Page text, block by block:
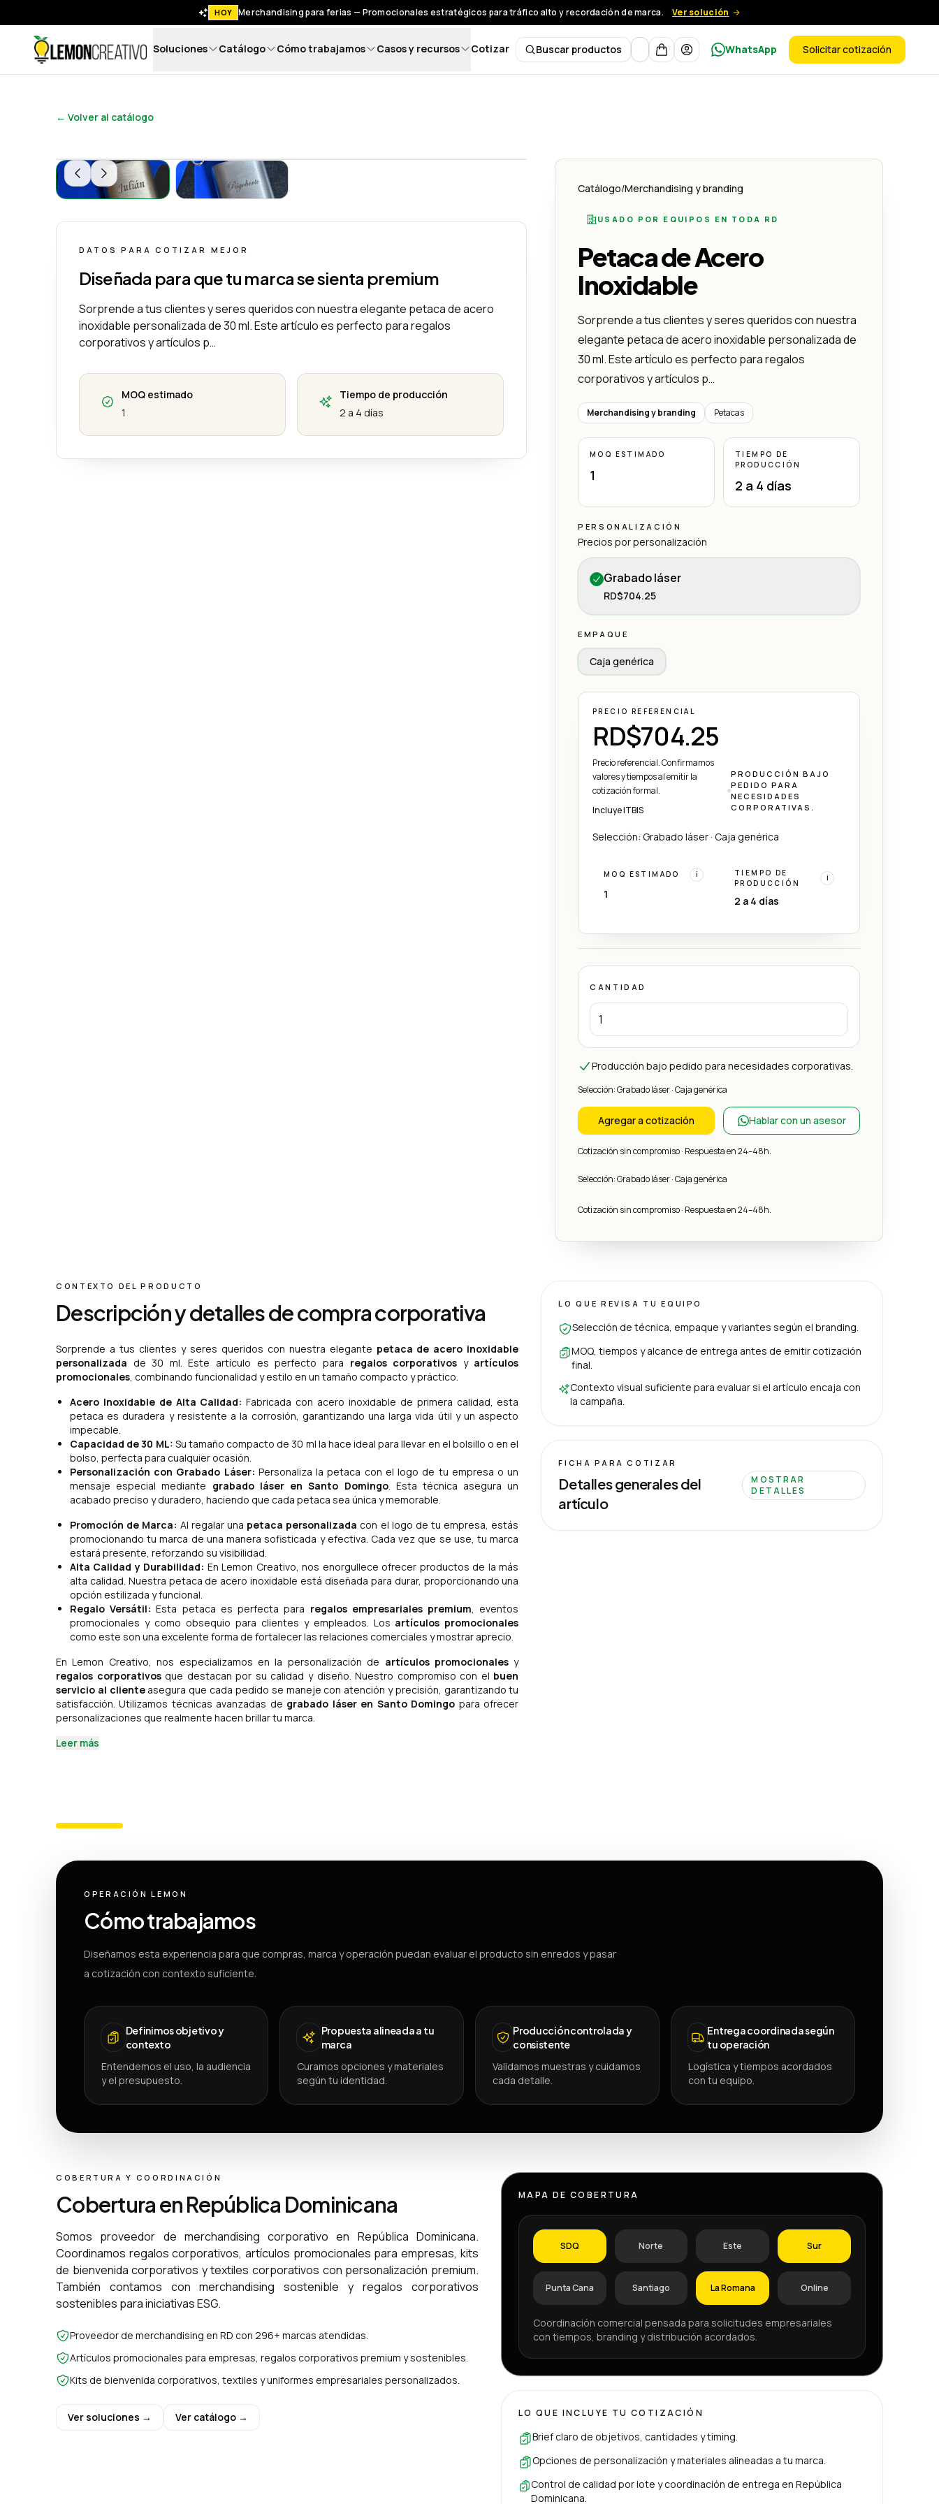
HOY Merchandising para ferias — Promocionales estratégicos para tráfico alto y recordación de marca. Ver solución
Lemon Creativo
Soluciones Catálogo Cómo trabajamos Casos y recursos Cotizar Buscar productos
Buscar productos
Moneda WhatsApp Solicitar cotización
← Volver al catálogo
Petaca de Acero Inoxidable - Lemon CreativoPetaca de Acero Inoxidable - Lemon Creativo
DATOS PARA COTIZAR MEJOR
Diseñada para que tu marca se sienta premium
Sorprende a tus clientes y seres queridos con nuestra elegante petaca de acero
inoxidable personalizada de 30 ml. Este artículo es perfecto para regalos
corporativos y artículos p…
MOQ estimado
1
Tiempo de producción
2 a 4 días
Catálogo/Merchandising y branding
USADO POR EQUIPOS EN TODA RD
Petaca de Acero
Inoxidable
Sorprende a tus clientes y seres queridos con nuestra
elegante petaca de acero inoxidable personalizada de
30 ml. Este artículo es perfecto para regalos
corporativos y artículos p…
Merchandising y branding Petacas
MOQ ESTIMADO
1
TIEMPO DE
PRODUCCIÓN
2 a 4 días
PERSONALIZACIÓN
Precios por personalización
Grabado láser
RD$704.25
EMPAQUE
Caja genérica
PRECIO REFERENCIAL
RD$704.25
Precio referencial. Confirmamos
valores y tiempos al emitir la
cotización formal.
Incluye ITBIS
PRODUCCIÓN BAJO
PEDIDO PARA
NECESIDADES
CORPORATIVAS.
Selección: Grabado láser · Caja genérica
MOQ ESTIMADO i
1
TIEMPO DE
PRODUCCIÓN
i
2 a 4 días
CANTIDAD
Producción bajo pedido para necesidades corporativas.
Selección: Grabado láser · Caja genérica
Agregar a cotización Hablar con un asesor
Cotización sin compromiso · Respuesta en 24–48h.
Selección: Grabado láser · Caja genérica
Cotización sin compromiso · Respuesta en 24–48h.
CONTEXTO DEL PRODUCTO
Descripción y detalles de compra corporativa
Sorprende a tus clientes y seres queridos con nuestra elegante petaca de acero inoxidable
personalizada de 30 ml. Este artículo es perfecto para regalos corporativos y artículos
promocionales , combinando funcionalidad y estilo en un tamaño compacto y práctico.
Acero Inoxidable de Alta Calidad: Fabricada con acero inoxidable de primera calidad, esta
petaca es duradera y resistente a la corrosión, garantizando una larga vida útil y un aspecto
impecable.
Capacidad de 30 ML: Su tamaño compacto de 30 ml la hace ideal para llevar en el bolsillo o en el
bolso, perfecta para cualquier ocasión.
Personalización con Grabado Láser: Personaliza la petaca con el logo de tu empresa o un
mensaje especial mediante grabado láser en Santo Domingo. Esta técnica asegura un
acabado preciso y duradero, haciendo que cada petaca sea única y memorable.
Promoción de Marca: Al regalar una petaca personalizada con el logo de tu empresa, estás
promocionando tu marca de una manera sofisticada y efectiva. Cada vez que se use, tu marca
estará presente, reforzando su visibilidad.
Alta Calidad y Durabilidad: En Lemon Creativo, nos enorgullece ofrecer productos de la más
alta calidad. Nuestra petaca de acero inoxidable está diseñada para durar, proporcionando una
opción estilizada y funcional.
Regalo Versátil: Esta petaca es perfecta para regalos empresariales premium , eventos
promocionales y como obsequio para clientes y empleados. Los artículos promocionales
como este son una excelente forma de fortalecer las relaciones comerciales y mostrar aprecio.
En Lemon Creativo, nos especializamos en la personalización de artículos promocionales y
regalos corporativosque destacan por su calidad y diseño. Nuestro compromiso con el buen
servicio al clienteasegura que cada pedido se maneje con atención y precisión, garantizando tu
satisfacción. Utilizamos técnicas avanzadas de grabado láser en Santo Domingo para ofrecer
personalizaciones que realmente hacen brillar tu marca.
Leer más
LO QUE REVISA TU EQUIPO
Selección de técnica, empaque y variantes según el branding.
MOQ, tiempos y alcance de entrega antes de emitir cotización
final.
Contexto visual suficiente para evaluar si el artículo encaja con
la campaña.
FICHA PARA COTIZAR
Detalles generales del
artículo
MOSTRAR
DETALLES
OPERACIÓN LEMON
Cómo trabajamos
Diseñamos esta experiencia para que compras, marca y operación puedan evaluar el producto sin enredos y pasar
a cotización con contexto suficiente.
Definimos objetivo y
contexto
Entendemos el uso, la audiencia
y el presupuesto.
Propuesta alineada a tu
marca
Curamos opciones y materiales
según tu identidad.
Producción controlada y
consistente
Validamos muestras y cuidamos
cada detalle.
Entrega coordinada según
tu operación
Logística y tiempos acordados
con tu equipo.
COBERTURA Y COORDINACIÓN
Cobertura en República Dominicana
Somos proveedor de merchandising corporativo en República Dominicana.
Coordinamos regalos corporativos, artículos promocionales para empresas, kits
de bienvenida corporativos y textiles corporativos con personalización premium.
También contamos con merchandising sostenible y regalos corporativos
sostenibles para iniciativas ESG.
Proveedor de merchandising en RD con 296+ marcas atendidas.
Artículos promocionales para empresas, regalos corporativos premium y sostenibles.
Kits de bienvenida corporativos, textiles y uniformes empresariales personalizados.
Ver soluciones → Ver catálogo →
MAPA DE COBERTURA
SDQ Norte Este Sur
Punta Cana Santiago La Romana Online
Coordinación comercial pensada para solicitudes empresariales
con tiempos, branding y distribución acordados.
LO QUE INCLUYE TU COTIZACIÓN
Brief claro de objetivos, cantidades y timing.
Opciones de personalización y materiales alineadas a tu marca.
Control de calidad por lote y coordinación de entrega en República
Dominicana.